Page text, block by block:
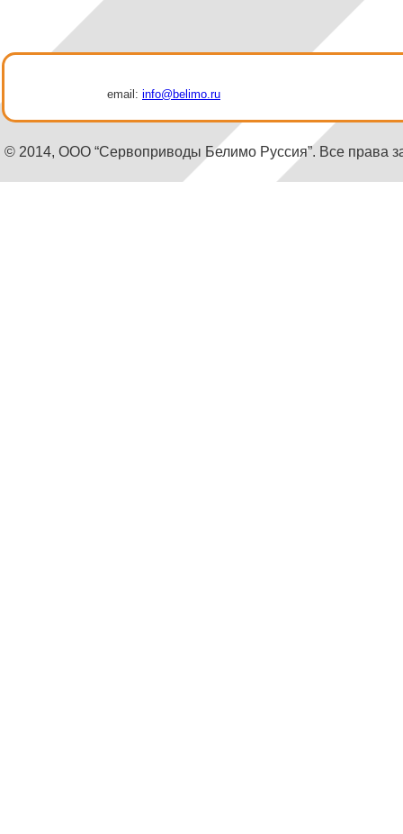
email: info@belimo.ru
© 2014, ООО “Сервоприводы Белимо Руссия”. Все права